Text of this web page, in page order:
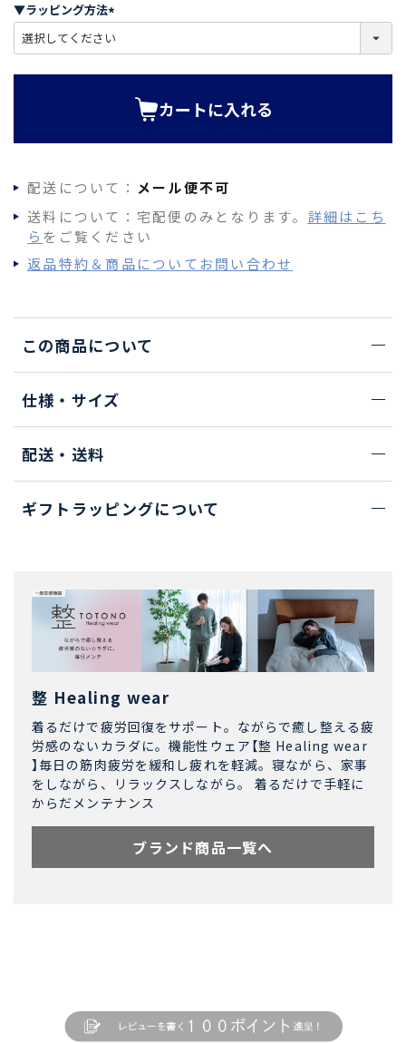
)
▼ラッピング方法
必
カートに入れる
配送について： メール便不可
送料について：宅配便のみとなります。 詳細はこち
ら をご覧ください
返品特約＆商品についてお問い合わせ
この商品について
仕様・サイズ
配送・送料
ギフトラッピングについて
整 Healing wear
着るだけで疲労回復をサポート。ながらで癒し整える疲
労感のないカラダに。機能性ウェア【整 Healing wear
】毎日の筋肉疲労を緩和し疲れを軽減。寝ながら、家事
をしながら、リラックスしながら。 着るだけで手軽に
からだメンテナンス
ブランド商品一覧へ